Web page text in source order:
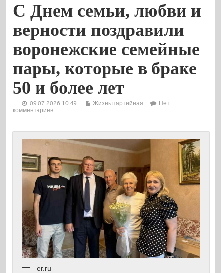
С Днем семьи, любви и
верности поздравили
воронежские семейные
пары, которые в браке
50 и более лет
09.07.2026 10:49 Жизнь партийная
Нет
комментариев
er.ru